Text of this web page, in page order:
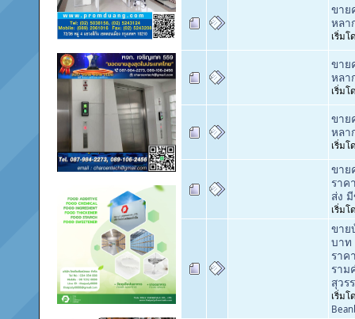
ขาย
หลา
เริ่ม
ขาย
หลา
เริ่ม
ขาย
หลา
เริ่ม
ขาย
ราค
ส่ง
เริ่ม
ขาย
บาท
ราค
ราม
สุว
เริ่มโ